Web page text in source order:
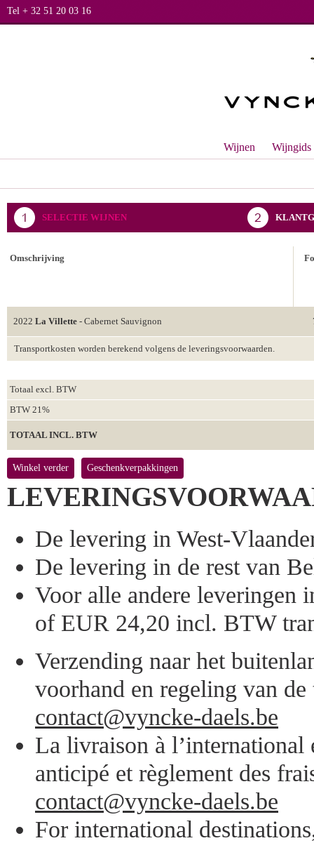
Tel + 32 51 20 03 16
Wijnen Wijngids
SELECTIE WIJNEN
Omschrijving
2022 La Villette - Cabernet Sauvignon
Transportkosten worden berekend volgens de leveringsvoorwaarden.
Totaal excl. BTW
BTW 21%
TOTAAL INCL. BTW
Winkel verder Geschenkverpakkingen
De levering in West-
De levering in de rest van
Voor alle andere
of EUR 24,20 incl. BTW
Verzending naar het
voorhand en regeling van
contact@vyncke-daels.be
La livraison à l’international
anticipé et règlement des
contact@vyncke-daels.be
For international